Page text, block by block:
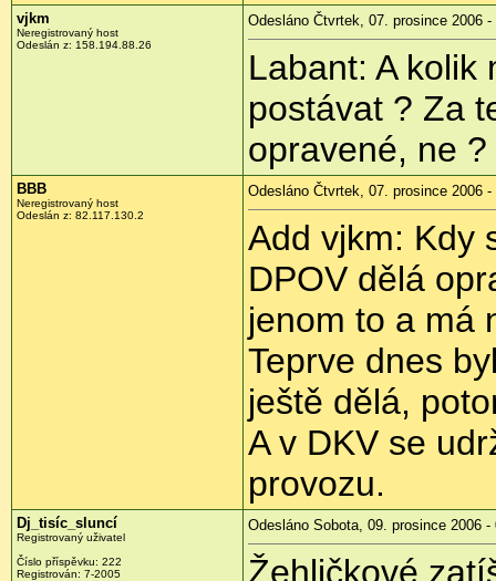
vjkm
Neregistrovaný host
Odeslán z: 158.194.88.26
Odesláno Čtvrtek, 07. prosince 2006 -
Labant: A
postávat ? Za
opravené, ne ?
BBB
Neregistrovaný host
Odeslán z: 82.117.130.2
Odesláno Čtvrtek, 07. prosince 2006 -
Add vjkm: Kdy
DPOV dělá
jenom to a má
Teprve dnes
ještě dělá,
A v DKV se
provozu.
Dj_tisíc_sluncí
Registrovaný uživatel
Číslo příspěvku: 222
Registrován: 7-2005
Odesláno Sobota, 09. prosince 2006 -
Žehličkové